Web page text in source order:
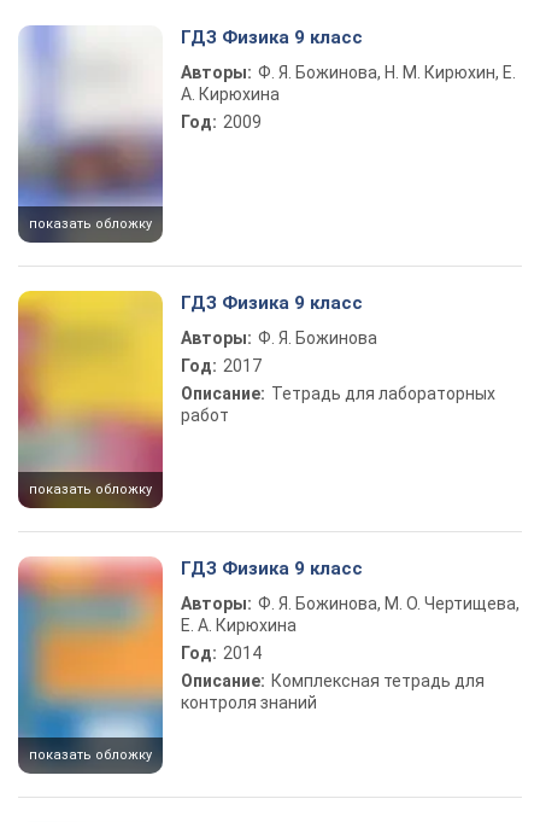
Play Video
показать обложку
ГДЗ Физика 9 класс
Авторы: Ф. Я. Божинова, Н. М. Кирюхин, Е.
А. Кирюхина
Год: 2009
показать обложку
ГДЗ Физика 9 класс
Авторы: Ф. Я. Божинова
Год: 2017
Описание: Тетрадь для лабораторных
работ
показать обложку
ГДЗ Физика 9 класс
Авторы: Ф. Я. Божинова, М. О. Чертищева,
Е. А. Кирюхина
Год: 2014
Описание: Комплексная тетрадь для
контроля знаний